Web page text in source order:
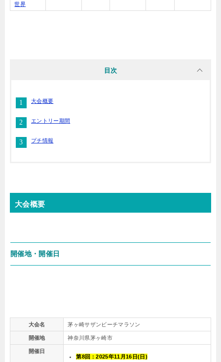
世界
目次
大会概要
エントリー期間
プチ情報
大会概要
開催地・開催日
大会名 茅ヶ崎サザンビーチマラソン
開催地 神奈川県茅ヶ崎市
開催日
第8回：2025年11月16日(日)